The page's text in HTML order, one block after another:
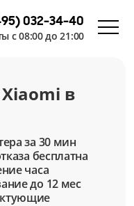
032-34-40
с 08:00 до 21:00
в
за 30 мин
бесплатна
часа
до 12 мес